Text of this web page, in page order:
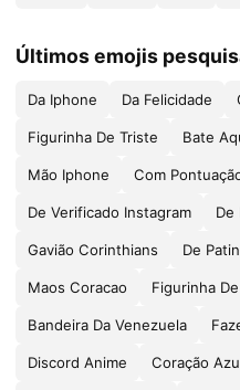
Últimos emojis
Da Iphone Da Felicidade
Figurinha De Triste Bate
Mão Iphone Com
De Verificado Instagram De
Gavião Corinthians De
Maos Coracao Figurinha
Bandeira Da Venezuela
Discord Anime Coração